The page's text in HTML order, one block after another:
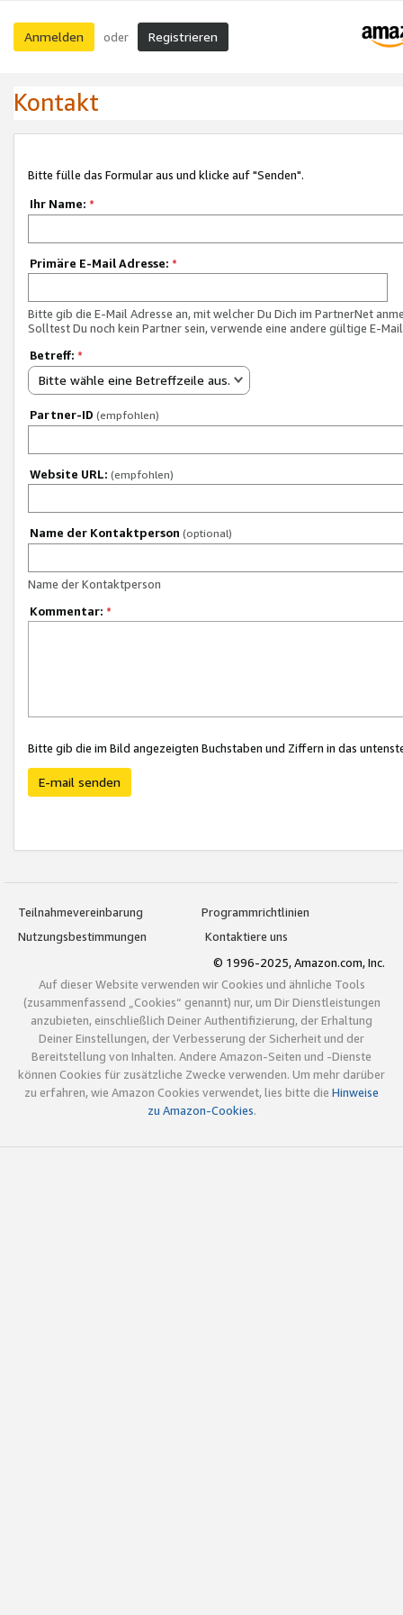
Anmelden oder Registrieren
Kontakt
Bitte fülle das Formular aus und klicke auf "Senden".
Ihr Name: *
Primäre E-Mail Adresse: *
Bitte gib die E-Mail Adresse an, mit welcher Du Dich im PartnerNet
Solltest Du noch kein Partner sein, verwende eine andere gültige E-
Betreff: *
Bitte wähle eine Betreffzeile aus.
Partner-ID (empfohlen)
Website URL: (empfohlen)
Name der Kontaktperson (optional)
Name der Kontaktperson
Kommentar: *
Bitte gib die im Bild angezeigten Buchstaben und Ziffern in das
E-mail senden
Teilnahmevereinbarung
Programmrichtlinien
Nutzungsbestimmungen
Kontaktiere uns
© 1996-2025, Amazon.com, Inc.
Auf dieser Website verwenden wir Cookies und ähnliche Tools
(zusammenfassend „Cookies“ genannt) nur, um Dir Dienstleistungen
anzubieten, einschließlich Deiner Authentifizierung, der Erhaltung
Deiner Einstellungen, der Verbesserung der Sicherheit und der
Bereitstellung von Inhalten. Andere Amazon-Seiten und -Dienste
können Cookies für zusätzliche Zwecke verwenden. Um mehr darüber
zu erfahren, wie Amazon Cookies verwendet, lies bitte die Hinweise
zu Amazon-Cookies.